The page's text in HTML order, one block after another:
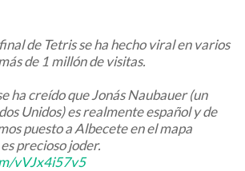
de Tetris se ha hecho viral en varios
de 1 millón de visitas.
ha creído que Jonás Naubauer (un
Unidos) es realmente español y de
puesto a Albecete en el mapa
precioso joder.
vVJx4i57v5